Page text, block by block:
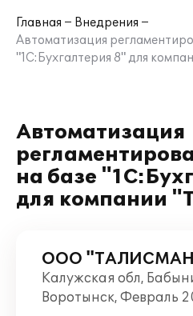
Главная
Внедрения
Автоматизация
"1С:Бухгалтерия 8" для
Автоматизация
на базе
для компании
ООО
Калужская обл,
Воротынск, Февраль